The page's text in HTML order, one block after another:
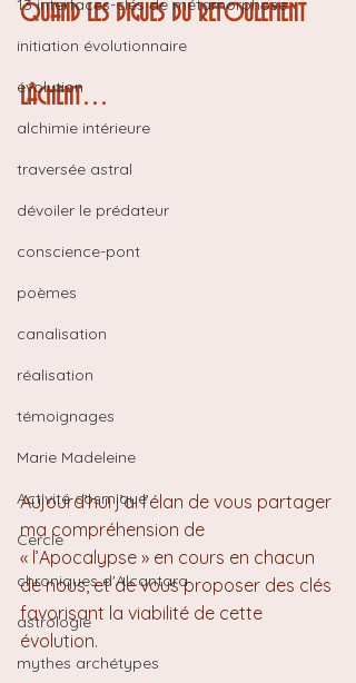
13 interfaces-clés de métamorphose
initiation évolutionnaire
évolution
alchimie intérieure
traversée astral
dévoiler le prédateur
conscience-pont
poèmes
canalisation
réalisation
témoignages
Marie Madeleine
Activité cosmique
Cercle
chroniques d'Alcantara
astrologie
mythes archétypes
QUAND LES DIGUES DU REFOULEMENT
LÂCHENT…
Aujourd’hui j’ai l’élan de vous partager
ma compréhension de
« l’Apocalypse » en cours en chacun
de nous, et de vous proposer des clés
favorisant la viabilité de cette
évolution.